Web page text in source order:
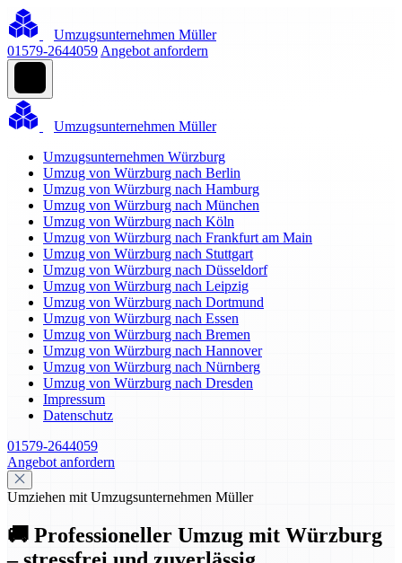
Umzugsunternehmen Müller
01579-2644059 Angebot anfordern
Umzugsunternehmen Müller
Umzugsunternehmen Würzburg
Umzug von Würzburg nach Berlin
Umzug von Würzburg nach Hamburg
Umzug von Würzburg nach München
Umzug von Würzburg nach Köln
Umzug von Würzburg nach Frankfurt am Main
Umzug von Würzburg nach Stuttgart
Umzug von Würzburg nach Düsseldorf
Umzug von Würzburg nach Leipzig
Umzug von Würzburg nach Dortmund
Umzug von Würzburg nach Essen
Umzug von Würzburg nach Bremen
Umzug von Würzburg nach Hannover
Umzug von Würzburg nach Nürnberg
Umzug von Würzburg nach Dresden
Impressum
Datenschutz
01579-2644059
Angebot anfordern
Umziehen mit Umzugsunternehmen Müller
🚚 Professioneller Umzug mit Würzburg